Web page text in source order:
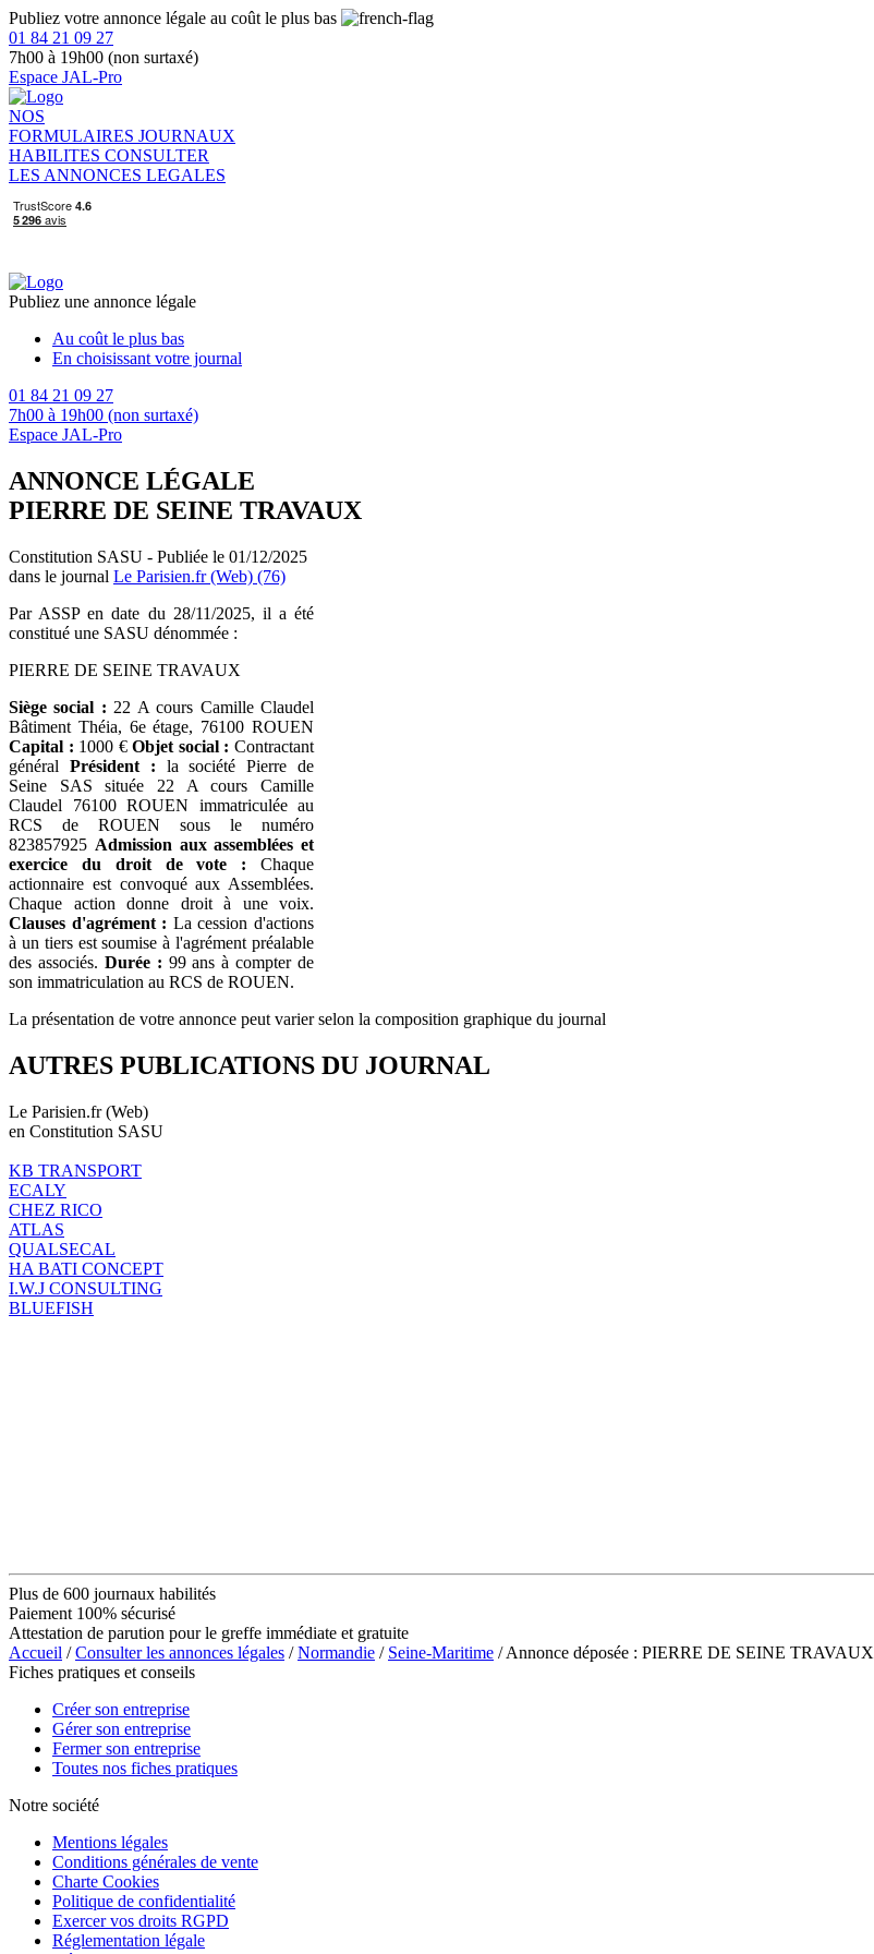
Publiez votre annonce légale au coût le plus bas
01 84 21 09 27
7h00 à 19h00 (non surtaxé)
Espace JAL-Pro
NOS
FORMULAIRES JOURNAUX
HABILITES CONSULTER
LES ANNONCES LEGALES
Publiez une annonce légale
Au coût le plus bas
En choisissant votre journal
01 84 21 09 27
7h00 à 19h00 (non surtaxé)
Espace JAL-Pro
ANNONCE LÉGALE
PIERRE DE SEINE TRAVAUX
Constitution SASU - Publiée le 01/12/2025
dans le journal Le Parisien.fr (Web) (76)
Par ASSP en date du 28/11/2025, il a été
constitué une SASU dénommée :
PIERRE DE SEINE TRAVAUX
Siège social : 22 A cours Camille Claudel
Bâtiment Théia, 6e étage, 76100 ROUEN
Capital : 1000 €Objet social : Contractant
général Président : la société Pierre de
Seine SAS située 22 A cours Camille
Claudel 76100 ROUEN immatriculée au
RCS de ROUEN sous le numéro
823857925 Admission aux assemblées et
exercice du droit de vote : Chaque
actionnaire est convoqué aux Assemblées.
Chaque action donne droit à une voix.
Clauses d'agrément : La cession d'actions
à un tiers est soumise à l'agrément préalable
des associés. Durée : 99 ans à compter de
son immatriculation au RCS de ROUEN.
La présentation de votre annonce peut varier selon la composition graphique du journal
AUTRES PUBLICATIONS DU JOURNAL
Le Parisien.fr (Web)
en Constitution SASU
KB TRANSPORT
ECALY
CHEZ RICO
ATLAS
QUALSECAL
HA BATI CONCEPT
I.W.J CONSULTING
BLUEFISH
Plus de 600 journaux habilités
Paiement 100% sécurisé
Attestation de parution pour le greffe immédiate et gratuite
Accueil /Consulter les annonces légales /Normandie / Seine-Maritime / Annonce déposée : PIERRE DE SEINE TRAVAUX
Fiches pratiques et conseils
Créer son entreprise
Gérer son entreprise
Fermer son entreprise
Toutes nos fiches pratiques
Notre société
Mentions légales
Conditions générales de vente
Charte Cookies
Politique de confidentialité
Exercer vos droits RGPD
Réglementation légale